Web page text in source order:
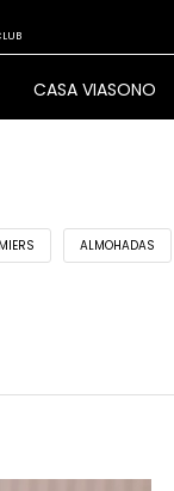
CASA VIASONO
ALMOHADAS